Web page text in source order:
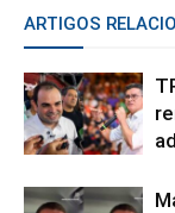
ARTIGOS